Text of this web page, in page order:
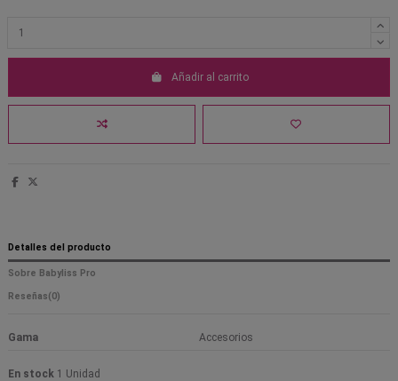
Añadir al carrito
Detalles del producto
Sobre Babyliss Pro
Reseñas(0)
Gama Accesorios
En stock 1 Unidad